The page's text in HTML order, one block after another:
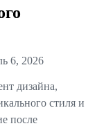
6, 2026
дизайна,
стиля и
после